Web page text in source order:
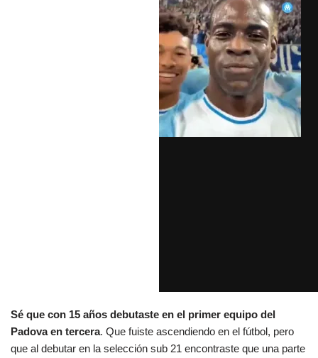
Sé que con 15 años debutaste en el primer equipo del
Padova en tercera. Que fuiste ascendiendo en el fútbol, pero
que al debutar en la selección sub 21 encontraste que una parte